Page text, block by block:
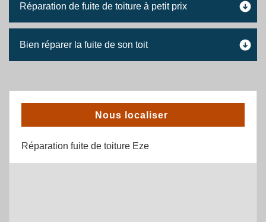
Réparation de fuite de toiture à petit prix
Bien réparer la fuite de son toit
Nous localiser
Réparation fuite de toiture Eze